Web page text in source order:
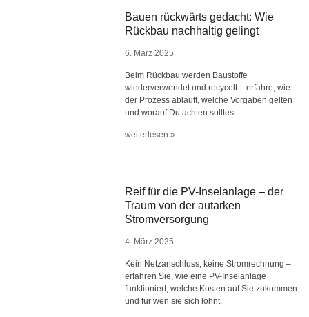
Bauen rückwärts gedacht: Wie
Rückbau nachhaltig gelingt
6. März 2025
Beim Rückbau werden Baustoffe
wiederverwendet und recycelt – erfahre, wie
der Prozess abläuft, welche Vorgaben gelten
und worauf Du achten solltest.
weiterlesen »
Reif für die PV-Inselanlage – der
Traum von der autarken
Stromversorgung
4. März 2025
Kein Netzanschluss, keine Stromrechnung –
erfahren Sie, wie eine PV-Inselanlage
funktioniert, welche Kosten auf Sie zukommen
und für wen sie sich lohnt.